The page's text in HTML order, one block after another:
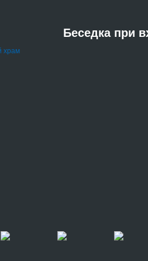
Беседка при